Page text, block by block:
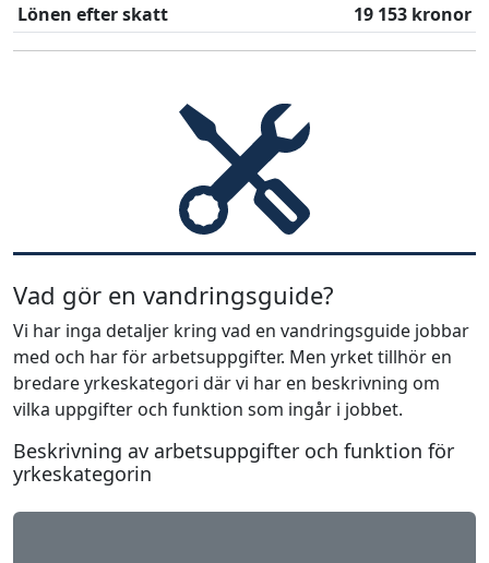
Lönen efter skatt
19 153 kronor
Vad gör en vandringsguide?
Vi har inga detaljer kring vad en vandringsguide jobbar
med och har för arbetsuppgifter. Men yrket tillhör en
bredare yrkeskategori där vi har en beskrivning om
vilka uppgifter och funktion som ingår i jobbet.
Beskrivning av arbetsuppgifter och funktion för
yrkeskategorin